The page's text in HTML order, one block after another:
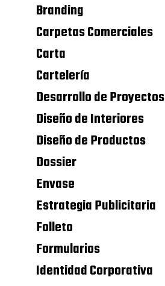
Branding
Carpetas Comerciales
Carta
Cartelería
Desarrollo de Proyectos
Diseño de Interiores
Diseño de Productos
Dossier
Envase
Estrategia Publicitaria
Folleto
Formularios
Identidad Corporativa